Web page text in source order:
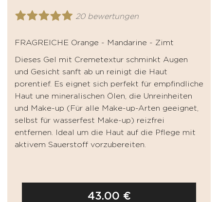
20 bewertungen
FRAGREICHE Orange - Mandarine - Zimt
Dieses Gel mit Cremetextur schminkt Augen
und Gesicht sanft ab un reinigt die Haut
porentief. Es eignet sich perfekt für empfindliche
Haut une mineralischen Ölen, die Unreinheiten
und Make-up (Für alle Make-up-Arten geeignet,
selbst für wasserfest Make-up) reizfrei
entfernen. Ideal um die Haut auf die Pflege mit
aktivem Sauerstoff vorzubereiten.
43.00 €